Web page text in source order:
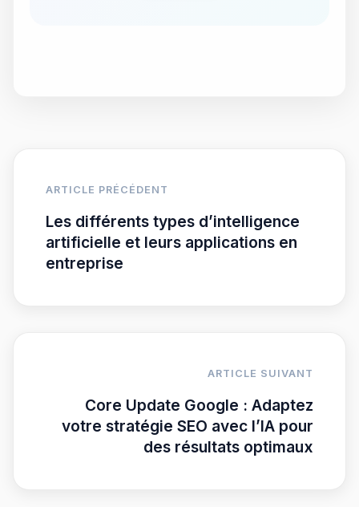
ARTICLE PRÉCÉDENT
Les différents types d’intelligence
artificielle et leurs applications en
entreprise
ARTICLE SUIVANT
Core Update Google : Adaptez
votre stratégie SEO avec l’IA pour
des résultats optimaux